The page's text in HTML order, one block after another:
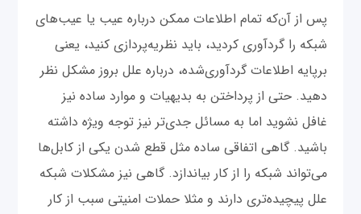
پس از آن‌که تمام اطلاعات ممکن درباره عیب یا عیب‌های
شبکه را گردآوری کردید، باید نظریه‌پردازی کنید، یعنی
برپایه اطلاعات گردآوری‌شده، درباره علل بروز مشکل نظر
دهید. حتی از پرداختن به بدیهیات و موارد ساده نیز
غافل نشوید اما به مسائل جدی‌تر نیز توجه ویژه داشته
باشید. گاهی اتفاقی ساده مثل قطع شدن یکی از کابل‌ها
می‌تواند شبکه را از کار بیاندازد. گاهی نیز مشکلات شبکه
علل پیچیده‌تری دارند و مثلا حملات امنیتی سبب از کار